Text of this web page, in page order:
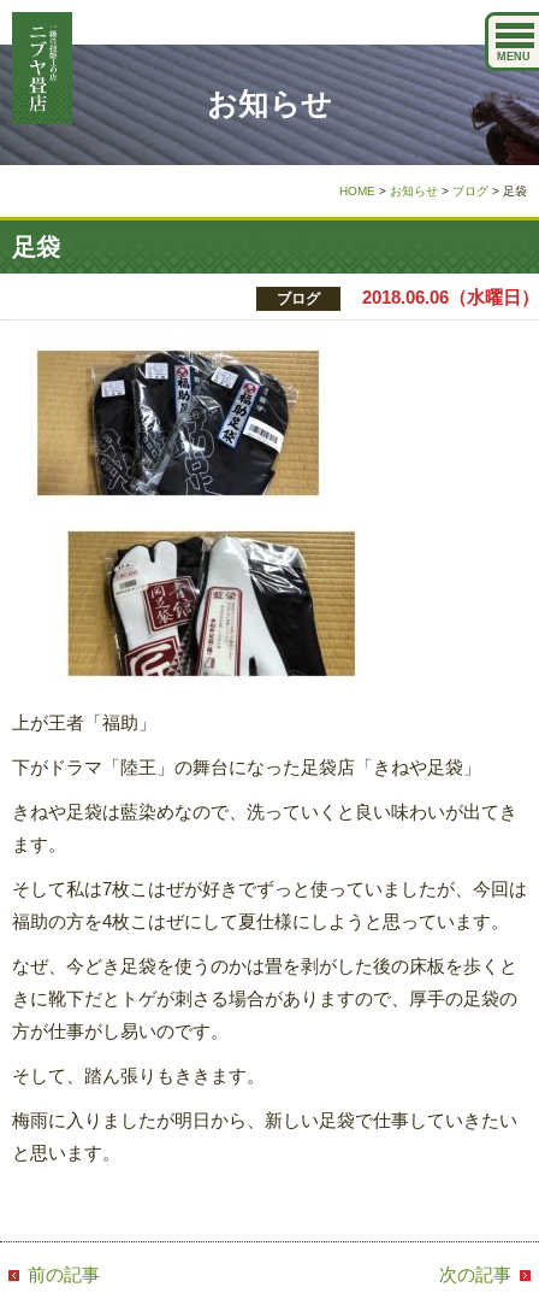
MENU
お知らせ
HOME > お知らせ > ブログ > 足袋
足袋
ブログ 2018.06.06（水曜日）
上が王者「福助」
下がドラマ「陸王」の舞台になった足袋店「きねや足袋」
きねや足袋は藍染めなので、洗っていくと良い味わいが出てき
ます。
そして私は7枚こはぜが好きでずっと使っていましたが、今回は
福助の方を4枚こはぜにして夏仕様にしようと思っています。
なぜ、今どき足袋を使うのかは畳を剥がした後の床板を歩くと
きに靴下だとトゲが刺さる場合がありますので、厚手の足袋の
方が仕事がし易いのです。
そして、踏ん張りもききます。
梅雨に入りましたが明日から、新しい足袋で仕事していきたい
と思います。
前の記事 次の記事